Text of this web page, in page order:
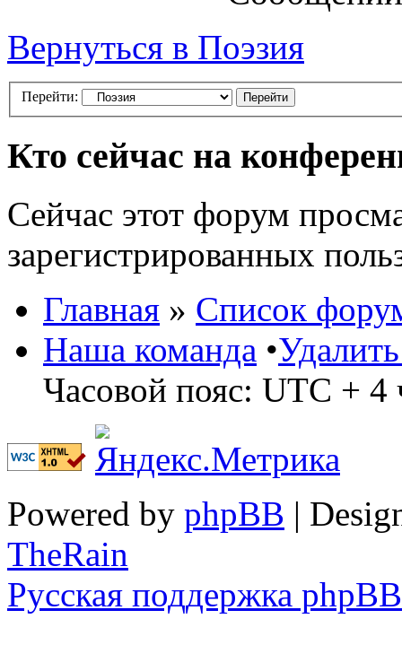
Вернуться в Поэзия
Перейти:
Кто сейчас на
Сейчас этот форум
зарегистрированных
Главная » Список
Наша команда •
Часовой пояс: UTC + 4
Powered by phpBB |
TheRain
Русская поддержка phpBB